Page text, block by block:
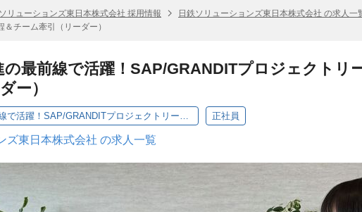
リューションズ東日本株式会社 採用情報 日鉄ソリューションズ東日本株式会社 の求人一
チーム牽引（リーダー）
の最前線で活躍！SAP/GRANDITプロジェクトリ
ー）
製造業DX推進の最前線で活躍！SAP/GRANDITプロジェクトリーダー／上流工程＆チーム牽引（リーダー） 正社員
ズ東日本株式会社 の求人一覧